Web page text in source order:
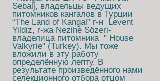
Sebalj, владельцы ведущих
питомников кангалов в Турции
“The Land of Kangal” г-н Levent
Yildiz, г-жа Nezihe Sözeri-
владелица питомника " House
Valkyrie" (Turkey). Мы тоже
вложили в эту работу
определённую лепту. В
результате произведённого нами
селекционного отбора отцом